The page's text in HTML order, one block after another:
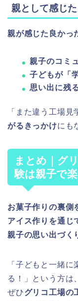
親として感じ
親が感じた良かっ
親子のコミ
子どもが「
思い出に残
「また違う工場
がるきっかけにも
まとめ｜グ
験は親子で
お菓子作りの裏側
アイス作りを通じ
親子の思い出づく
「子どもと一緒
る！」という方は、
ぜひグリコ工場の